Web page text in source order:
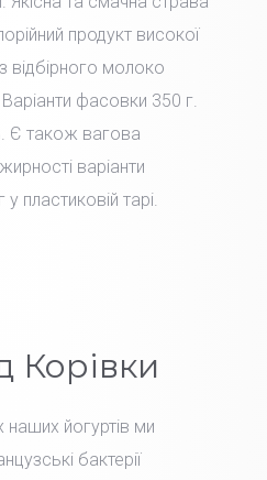
продукт високої
відбірного молоко
фасовки 350 г.
Є також вагова
варіанти
пластиковій тарі.
Корівки
наших йогуртів ми
бактерії